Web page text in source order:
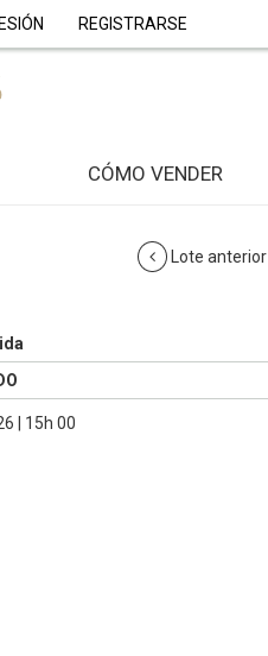
REGISTRARSE
CÓMO VENDER
Lote anterior
| 15h 00